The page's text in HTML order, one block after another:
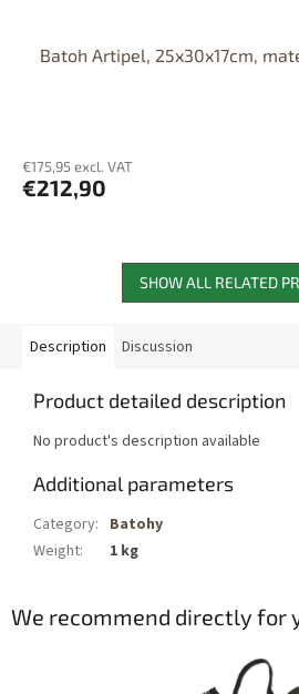
Batoh Artipel, 25x30x17cm,
€175,95 excl. VAT
€212,90
SHOW ALL RELATED
Description Discussion
Product detailed description
No product's description available
Additional parameters
Category: Batohy
Weight: 1 kg
We recommend directly for